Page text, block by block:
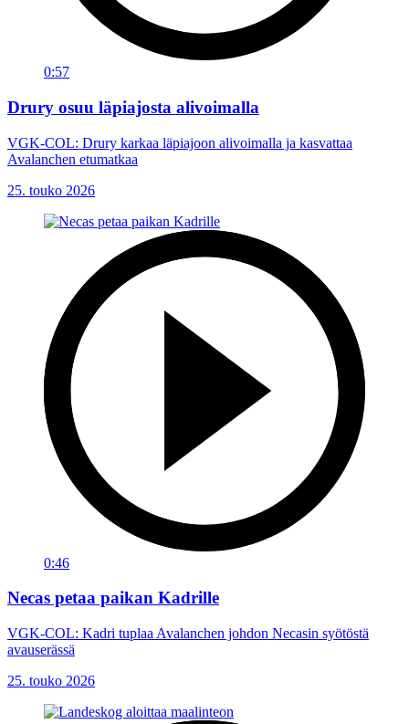
0:57
Drury osuu läpiajosta alivoimalla
VGK-COL: Drury karkaa läpiajoon alivoimalla ja kasvattaa
Avalanchen etumatkaa
25. touko 2026
0:46
Necas petaa paikan Kadrille
VGK-COL: Kadri tuplaa Avalanchen johdon Necasin syötöstä
avauserässä
25. touko 2026